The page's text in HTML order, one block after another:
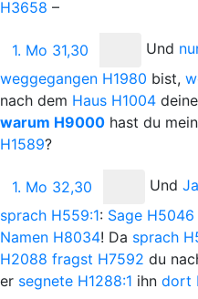
H3658 –
1. Mo 31,30 Und
weggegangen H1980 bist,
nach dem Haus H1004
warum H9000 hast du
H1589?
1. Mo 32,30 Und
sprach H559:1: Sage H5046
Namen H8034! Da sprach
H2088 fragst H7592 du
er segnete H1288:1 ihn dort